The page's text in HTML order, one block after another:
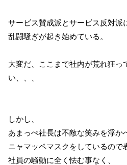
サービス賛成派とサービス反対派
乱闘騒ぎが起き始めている。
大変だ、ここまで社内が荒れ狂っ
い、、、
しかし、
あまっぺ社長は不敵な笑みを浮か
ニャマッペマスクをしているので
社員の騒動に全く怯む事なく、